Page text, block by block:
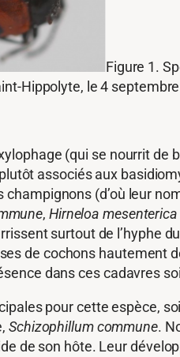
Figure 1.
Hippolyte, le 4
(qui se nourrit
associés aux
(d’où leur
, Hirneloa mesenterica
surtout de l’hyphe
de cochons hautement
dans ces cadavres
pour cette espèce,
Schizophillum commune.
de son hôte. Leur